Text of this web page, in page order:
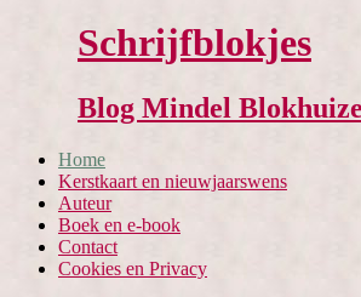
Schrijfblokjes
Blog Mindel
Home
Kerstkaart en nieuwjaarswens
Auteur
Boek en e-book
Contact
Cookies en Privacy